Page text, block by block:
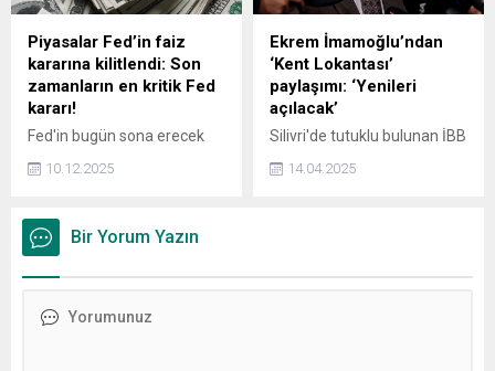
söyledi.
Piyasalar Fed’in faiz
kararına kilitlendi: Son
zamanların en kritik Fed
kararı!
Fed'in bugün sona erecek
toplantısında faiz oranlarını
25 baz puan indirmesi
karardan çok muhalif oylara
ve üyelerin geleceğe yönelik
10.12.2025
Ekrem İmamoğlu’ndan
‘Kent Lokantası’
paylaşımı: ‘Yenileri
açılacak’
Silivri'de tutuklu bulunan İBB
Başkanı ve CHP'nin
cumhurbaşkanı adayı Ekrem
14.04.2025
Bir Yorum Yazın